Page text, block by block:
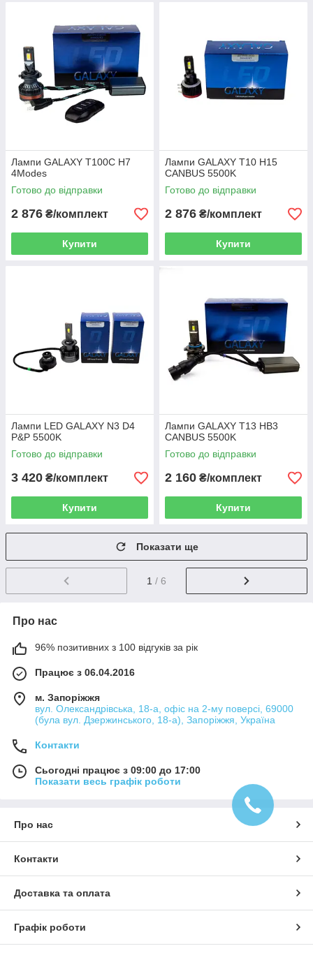
Лампи GALAXY T100С H7
4Modes
Готово до відправки
2 876 ₴/комплект
Купити
Лампи GALAXY T10 H15
CANBUS 5500K
Готово до відправки
2 876 ₴/комплект
Купити
Лампи LED GALAXY N3 D4
P&P 5500K
Готово до відправки
3 420 ₴/комплект
Купити
Лампи GALAXY T13 HB3
CANBUS 5500K
Готово до відправки
2 160 ₴/комплект
Купити
Показати ще
1 / 6
Про нас
96% позитивних з 100 відгуків за рік
Працює з 06.04.2016
м. Запоріжжя
вул. Олександрівська, 18-а, офіс на 2-му поверсі, 69000
(була вул. Дзержинського, 18-а), Запоріжжя, Україна
Контакти
Сьогодні працює з 09:00 до 17:00
Показати весь графік роботи
Про нас
Контакти
Доставка та оплата
Графік роботи